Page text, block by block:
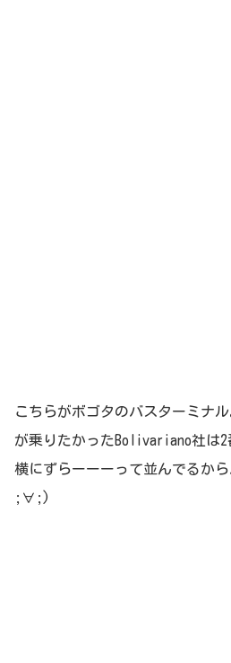
こちらがボゴタのバスターミナ
が乗りたかったBolivariano社は2
横にずらーーーって並んでるか
;∀;)